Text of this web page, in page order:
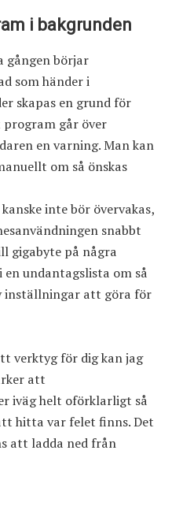
i bakgrunden
gången börjar
som händer i
skapas en grund för
går över
en varning. Man kan
om så önskas
inte bör övervakas,
snabbt
gigabyte på några
undantagslista om så
inställningar att göra för
verktyg för dig kan jag
att
iväg helt oförklarligt så
hitta var felet finns. Det
att ladda ned från